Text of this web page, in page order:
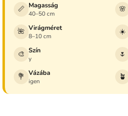
📏 Magasság
40–50 cm 🌸
🌺 Virágméret
8–10 cm ☀️
🎨 Szín
y 🌷
💐 Vázába
igen 🪴